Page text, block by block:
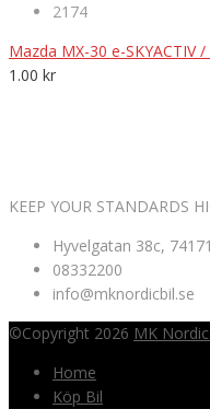
2174
Mazda MX-30 e-SKYACTIV
1.00 kr
KEEP YOUR STANDARDS
Hyvelgatan 38c,
08332200
info@mknordicbil.se
©Copyright 2026 MK
Home
Köp Bil